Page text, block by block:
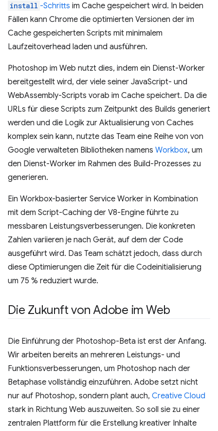
install -Schritts im Cache gespeichert wird. In beiden
Fällen kann Chrome die optimierten Versionen der im
Cache gespeicherten Scripts mit minimalem
Laufzeitoverhead laden und ausführen.
Photoshop im Web nutzt dies, indem ein Dienst-Worker
bereitgestellt wird, der viele seiner JavaScript- und
WebAssembly-Scripts vorab im Cache speichert. Da die
URLs für diese Scripts zum Zeitpunkt des Builds generiert
werden und die Logik zur Aktualisierung von Caches
komplex sein kann, nutzte das Team eine Reihe von von
Google verwalteten Bibliotheken namens Workbox, um
den Dienst-Worker im Rahmen des Build-Prozesses zu
generieren.
Ein Workbox-basierter Service Worker in Kombination
mit dem Script-Caching der V8-Engine führte zu
messbaren Leistungsverbesserungen. Die konkreten
Zahlen variieren je nach Gerät, auf dem der Code
ausgeführt wird. Das Team schätzt jedoch, dass durch
diese Optimierungen die Zeit für die Codeinitialisierung
um 75 % reduziert wurde.
Die Zukunft von Adobe im Web
Die Einführung der Photoshop-Beta ist erst der Anfang.
Wir arbeiten bereits an mehreren Leistungs- und
Funktionsverbesserungen, um Photoshop nach der
Betaphase vollständig einzuführen. Adobe setzt nicht
nur auf Photoshop, sondern plant auch, Creative Cloud
stark in Richtung Web auszuweiten. So soll sie zu einer
zentralen Plattform für die Erstellung kreativer Inhalte